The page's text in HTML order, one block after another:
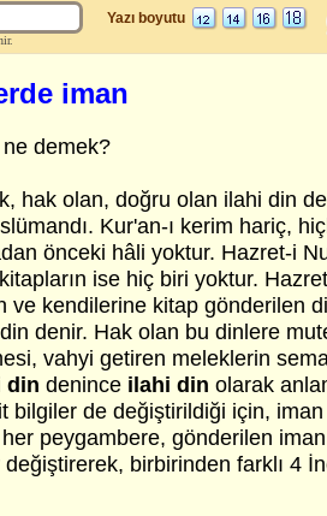
Yazı boyutu
iman
demek?
hak olan, doğru olan ilahi din
Kur'an-ı kerim hariç,
önceki hâli yoktur. Hazret-i
ise hiç biri yoktur.
ve kendilerine kitap gönderilen
denir. Hak olan bu dinlere
vahyi getiren meleklerin
din denince ilahi din olarak
bilgiler de değiştirildiği için,
peygambere, gönderilen
birbirinden farklı 4